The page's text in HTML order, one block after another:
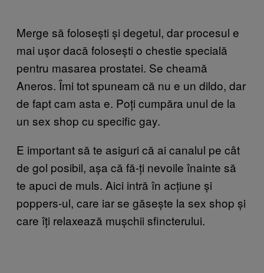
Merge să folosești și degetul, dar procesul e
mai ușor dacă folosești o chestie specială
pentru masarea prostatei. Se cheamă
Aneros. Îmi tot spuneam că nu e un dildo, dar
de fapt cam asta e. Poți cumpăra unul de la
un sex shop cu specific gay.
E important să te asiguri că ai canalul pe cât
de gol posibil, așa că fă-ți nevoile înainte să
te apuci de muls. Aici intră în acțiune și
poppers-ul, care iar se găsește la sex shop și
care îți relaxează mușchii sfincterului.